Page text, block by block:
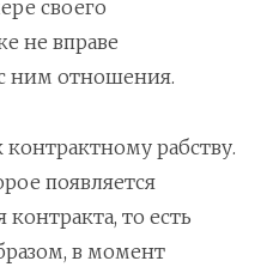
своего
не вправе
ним отношения.
рабству.
появляется
то есть
в момент